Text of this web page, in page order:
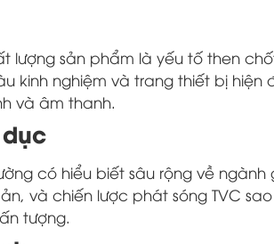
lượng sản phẩm là yếu tố then
kinh nghiệm và trang thiết bị
và âm thanh.
có hiểu biết sâu rộng về
và chiến lược phát sóng TVC
tượng.